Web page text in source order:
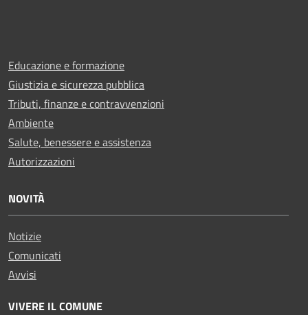
Educazione e formazione
Giustizia e sicurezza pubblica
Tributi, finanze e contravvenzioni
Ambiente
Salute, benessere e assistenza
Autorizzazioni
NOVITÀ
Notizie
Comunicati
Avvisi
VIVERE IL COMUNE